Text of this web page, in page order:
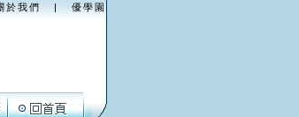
於我們 | 優學園